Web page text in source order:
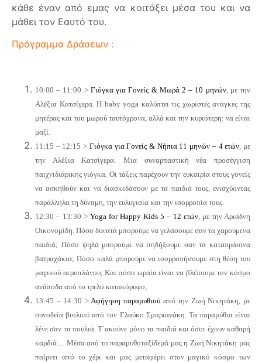
κάθε έναν από εμας να κοιτάξει μέσα του και να
μάθει τον Εαυτό του.
Πρόγραμμα Δράσεων :
10:00 – 11:00 > Γιόγκα για Γονείς & Μωρά 2 – 10 μηνών, με την
Αλέξια Κατσίγερα. Η baby yoga καλύπτει τις χωριστές ανάγκες της
μητέρας και του μωρού ταυτόχρονα, αλλά και την κυριότερη: να είναι
μαζί.
11:15 – 12:15 > Γιόγκα για Γονείς & Νήπια 11 μηνών – 4 ετών, με
την Αλέξια Κατσίγερα. Μια συναρπαστική νέα προσέγγιση
παιχνιδιάρικης γιόγκα. Οι τάξεις παρέχουν την ευκαιρία στους γονείς
να ασκηθούν και να διασκεδάσουν με τα παιδιά τους, ενισχύοντας
παράλληλα τη δύναμη, την ευλυγισία και την ισορροπία τους.
12:30 – 13:30 > Yoga for Happy Kids 5 – 12 ετών, με την Αριάδνη
Οικονομίδη. Πόσο δυνατά μπορούμε να γελάσουμε σαν τα χαρούμενα
παιδιά; Πόσο ψηλά μπορούμε να πηδήξουμε σαν τα καταπράσινα
βατραχάκια; Πόσο καλά μπορούμε να ισορροπήσουμε στη θέση του
μαγικού αεροπλάνου; Και πόσο ωραία είναι να βλέπουμε τον κόσμο
ανάποδα από το τρελό κατακόρυφο;
13:45 – 14:30 >Αφήγηση παραμυθιού από την Ζωή Νικητάκη, με
συνοδεία βιολιού από τον Γλαύκο Σμαριανάκη. Τα παραμύθια είναι
λένε σαν τα πουλιά. Τ΄ακούνε μόνο τα παιδιά και όσοι έχουν καθαρή
καρδιά… Μέσα από το παραμυθοταξίδεμά μας η Ζωή Νικητάκη μας
παίρνει από το χέρι και μας μεταφέρει στον μαγικό κόσμο των